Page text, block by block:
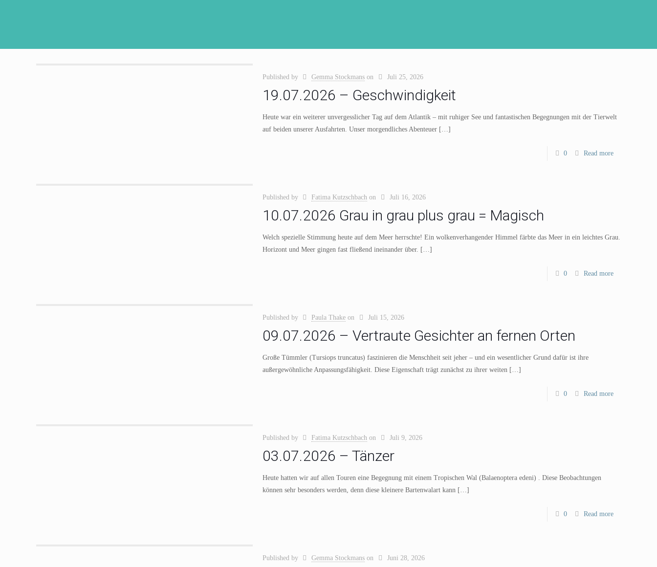
Published by Gemma Stockmans on Juli 25, 2026
19.07.2026 – Geschwindigkeit
Heute war ein weiterer unvergesslicher Tag auf dem Atlantik – mit ruhiger See und fantastischen Begegnungen mit der Tierwelt
auf beiden unserer Ausfahrten. Unser morgendliches Abenteuer[…]
0 Read more
Published by Fatima Kutzschbach on Juli 16, 2026
10.07.2026 Grau in grau plus grau = Magisch
Welch spezielle Stimmung heute auf dem Meer herrschte! Ein wolkenverhangender Himmel färbte das Meer in ein leichtes Grau.
Horizont und Meer gingen fast fließend ineinander über. […]
0 Read more
Published by Paula Thake on Juli 15, 2026
09.07.2026 – Vertraute Gesichter an fernen Orten
Große Tümmler (Tursiops truncatus) faszinieren die Menschheit seit jeher – und ein wesentlicher Grund dafür ist ihre
außergewöhnliche Anpassungsfähigkeit. Diese Eigenschaft trägt zunächst zu ihrer weiten[…]
0 Read more
Published by Fatima Kutzschbach on Juli 9, 2026
03.07.2026 – Tänzer
Heute hatten wir auf allen Touren eine Begegnung mit einem Tropischen Wal (Balaenoptera edeni) . Diese Beobachtungen
können sehr besonders werden, denn diese kleinere Bartenwalart kann[…]
0 Read more
Published by Gemma Stockmans on Juni 28, 2026